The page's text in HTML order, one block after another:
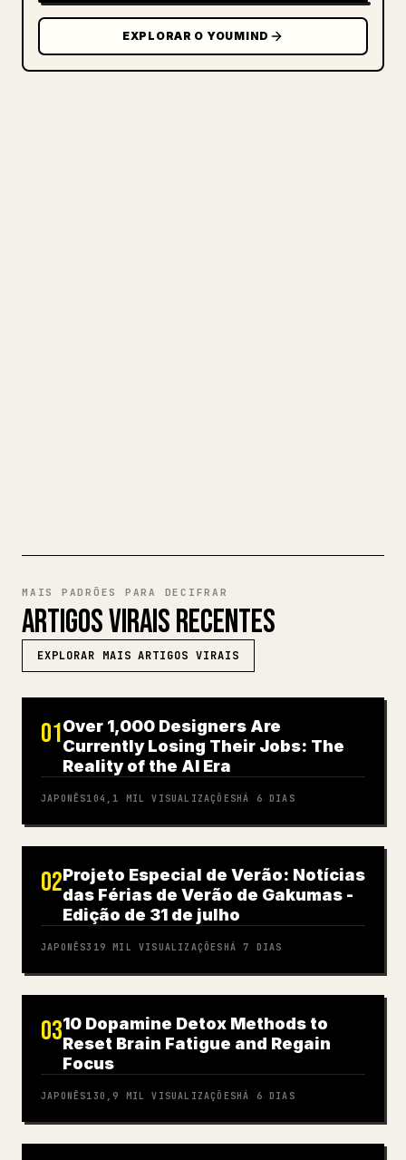
EXPLORAR O YOUMIND
MAIS PADRÕES PARA DECIFRAR
ARTIGOS VIRAIS RECENTES
EXPLORAR MAIS ARTIGOS VIRAIS
01Over 1,000 Designers Are
Currently Losing Their Jobs: The
Reality of the AI Era
JAPONÊS104,1 MIL VISUALIZAÇÕESHÁ 6 DIAS
02Projeto Especial de Verão: Notícias
das Férias de Verão de Gakumas -
Edição de 31 de julho
JAPONÊS319 MIL VISUALIZAÇÕESHÁ 7 DIAS
0310 Dopamine Detox Methods to
Reset Brain Fatigue and Regain
Focus
JAPONÊS130,9 MIL VISUALIZAÇÕESHÁ 6 DIAS